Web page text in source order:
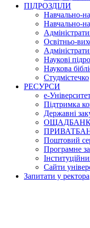
ПІДРОЗДІЛИ
Навчально-
Навчально-
Освітньо-
Наукові
Наукова
Студмістечко
РЕСУРСИ
е-
Підтримка
Державні
ОЩАДБАНК
Поштовий
Програмне
Сайти
Запитати у ректора